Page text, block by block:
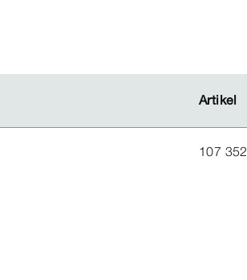
Artikel
Artikel
107 352